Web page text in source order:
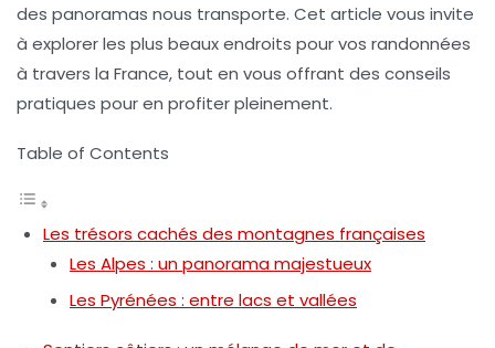
des panoramas nous transporte. Cet article vous invite
à explorer les plus beaux endroits pour vos randonnées
à travers la France, tout en vous offrant des conseils
pratiques pour en profiter pleinement.
Table of Contents
Les trésors cachés des montagnes françaises
Les Alpes : un panorama majestueux
Les Pyrénées : entre lacs et vallées